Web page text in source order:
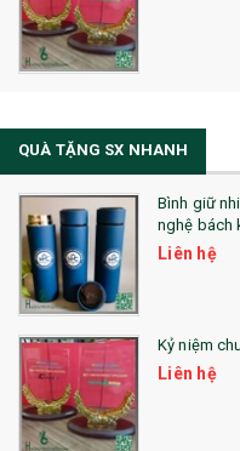
QUÀ TẶNG SX NHANH
Bình giữ
nghệ bách
Liên hệ
Kỷ niệm
Liên hệ